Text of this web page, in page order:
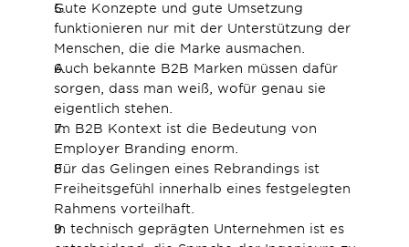
Gute Konzepte und gute Umsetzung
funktionieren nur mit der Unterstützung der
Menschen, die die Marke ausmachen.
Auch bekannte B2B Marken müssen dafür
sorgen, dass man weiß, wofür genau sie
eigentlich stehen.
Im B2B Kontext ist die Bedeutung von
Employer Branding enorm.
Für das Gelingen eines Rebrandings ist
Freiheitsgefühl innerhalb eines festgelegten
Rahmens vorteilhaft.
In technisch geprägten Unternehmen ist es